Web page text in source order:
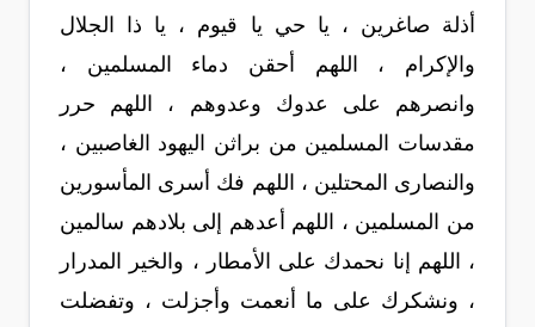
أذلة صاغرين ، يا حي يا قيوم ، يا ذا الجلال
والإكرام ، اللهم أحقن دماء المسلمين ،
وانصرهم على عدوك وعدوهم ، اللهم حرر
مقدسات المسلمين من براثن اليهود الغاصبين ،
والنصارى المحتلين ، اللهم فك أسرى المأسورين
من المسلمين ، اللهم أعدهم إلى بلادهم سالمين
، اللهم إنا نحمدك على الأمطار ، والخير المدرار
، ونشكرك على ما أنعمت وأجزلت ، وتفضلت